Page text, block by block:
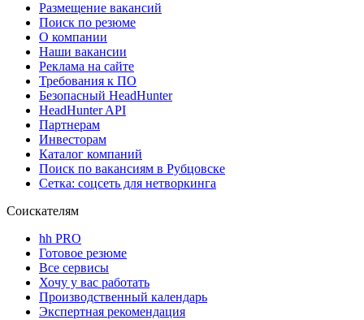
Размещение вакансий
Поиск по резюме
О компании
Наши вакансии
Реклама на сайте
Требования к ПО
Безопасный HeadHunter
HeadHunter API
Партнерам
Инвесторам
Каталог компаний
Поиск по вакансиям в Рубцовске
Сетка: соцсеть для нетворкинга
Соискателям
hh PRO
Готовое резюме
Все сервисы
Хочу у вас работать
Производственный календарь
Экспертная рекомендация